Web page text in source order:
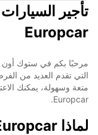
تأجير
Europcar
مرحبًا بكم في ستوك أون
التي تقدم العديد من
متعة وسهولة، يمكنك
Europcar.
لماذا Europcar في ستوك أون ترينت؟